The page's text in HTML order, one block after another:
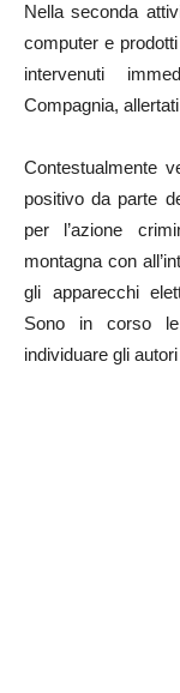
Nella seconda
computer e
intervenuti
Compagnia,
Contestualmente
positivo da parte
per l’azione
montagna con
gli apparecchi
Sono in corso
individuare gli